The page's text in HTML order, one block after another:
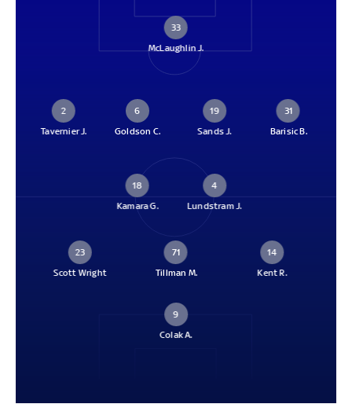
33
McLaughlin J.
2
Tavernier J.
6
Goldson C.
19
Sands J.
31
Barisic B.
18
Kamara G.
4
Lundstram J.
23
Scott Wright
71
Tillman M.
14
Kent R.
9
Colak A.